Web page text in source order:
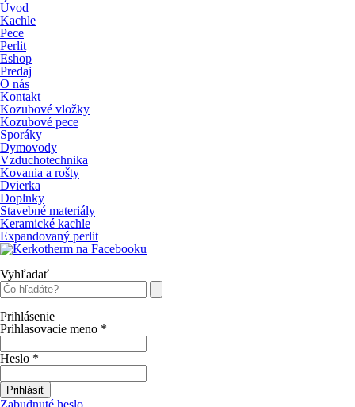
Úvod
Kachle
Pece
Perlit
Eshop
Predaj
O nás
Kontakt
Kozubové vložky
Kozubové pece
Sporáky
Dymovody
Vzduchotechnika
Kovania a rošty
Dvierka
Doplnky
Stavebné materiály
Keramické kachle
Expandovaný perlit
Vyhľadať
Prihlásenie
Prihlasovacie meno *
Heslo *
Prihlásiť
Zabudnuté heslo